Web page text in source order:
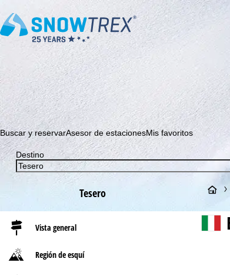
¡Suscríbase a nuestro boletín y sea el primero en
Buscar y reservarAsesor de estacionesMis favoritos
Destino
Tesero
Vista general
Región de esquí
P
á